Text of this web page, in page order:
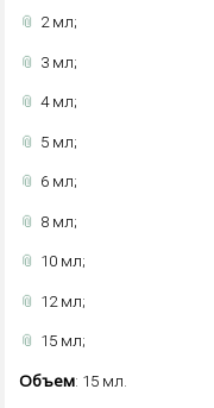
📎 2 мл;
📎 3 мл;
📎 4 мл;
📎 5 мл;
📎 6 мл;
📎 8 мл;
📎 10 мл;
📎 12 мл;
📎 15 мл;
Объем: 15 мл.